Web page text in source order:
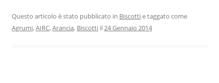
Questo articolo è stato pubblicato in Biscottie taggato come
Agrumi,AIRC,Arancia, Biscotti il24 Gennaio 2014